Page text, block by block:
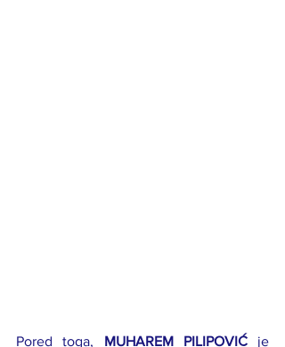
Pored toga, MUHAREM PILIPOVIĆ je